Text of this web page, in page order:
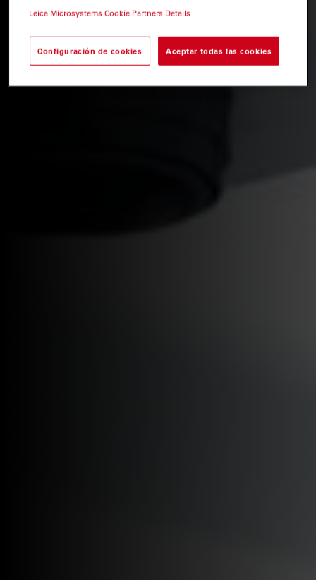
Leica Microsystems Cookie Partners Details
Configuración de cookies Aceptar todas las cookies